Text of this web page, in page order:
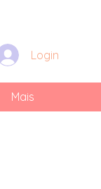
Login
Mais